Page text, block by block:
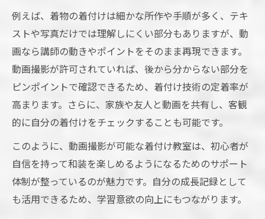
例えば、着物の着付けは細かな所作や手順が多く、テキ
ストや写真だけでは理解しにくい部分もありますが、動
画なら講師の動きやポイントをそのまま再現できます。
動画撮影が許可されていれば、後から分からない部分を
ピンポイントで確認できるため、着付け技術の定着率が
高まります。さらに、家族や友人と動画を共有し、客観
的に自分の着付けをチェックすることも可能です。
このように、動画撮影が可能な着付け教室は、初心者が
自信を持って和装を楽しめるようになるためのサポート
体制が整っているのが魅力です。自分の成長記録として
も活用できるため、学習意欲の向上にもつながります。